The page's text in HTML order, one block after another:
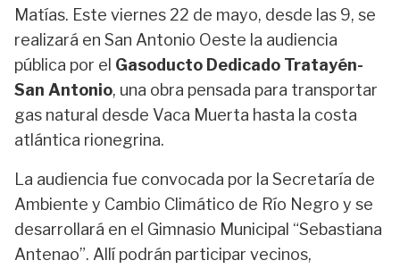
Matías. Este viernes 22 de mayo, desde las 9, se
realizará en San Antonio Oeste la audiencia
pública por el Gasoducto Dedicado Tratayén-
San Antonio, una obra pensada para transportar
gas natural desde Vaca Muerta hasta la costa
atlántica rionegrina.
La audiencia fue convocada por la Secretaría de
Ambiente y Cambio Climático de Río Negro y se
desarrollará en el Gimnasio Municipal “Sebastiana
Antenao”. Allí podrán participar vecinos,